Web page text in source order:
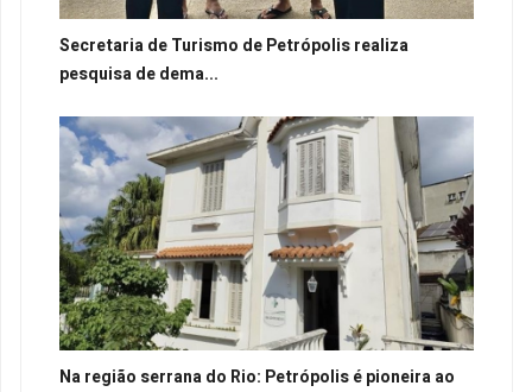
Secretaria de Turismo de Petrópolis realiza
pesquisa de dema...
Na região serrana do Rio: Petrópolis é pioneira ao